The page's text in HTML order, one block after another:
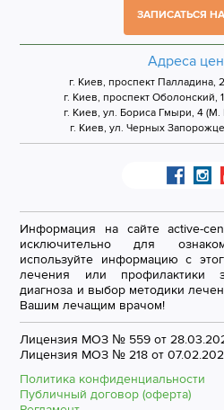
ЗАПИСАТЬСЯ
Адреса
г. Киев, проспект Палладина,
г. Киев, проспект Оболонский,
г. Киев, ул. Бориса Гмыри, 4
г. Киев, ул. Черных
Лицензия МОЗ № 559 от
Лицензия МОЗ № 218 от
Политика конфиденциальности
Публичный договор (оферта)
Информация на сайте active-
исключительно для
используйте информацию с
лечения или профилактики
диагноза и выбор методики
Вашим лечащим врачом!